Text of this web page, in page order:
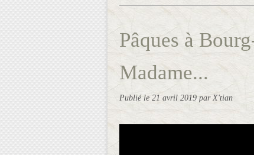
Pâques à
Madame...
Publié le 21 avril 2019 par X'tian